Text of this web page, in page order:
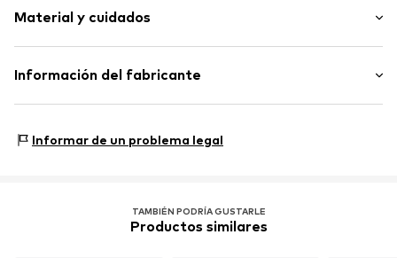
2 piezas
Artículo n.º WEFegpe001000001
Material y cuidados
Material: 95% Algodón, 5% Elastán
Información del fabricante
3542AD Utecht
Informar de un problema legal
TAMBIÉN PODRÍA GUSTARLE
Productos similares